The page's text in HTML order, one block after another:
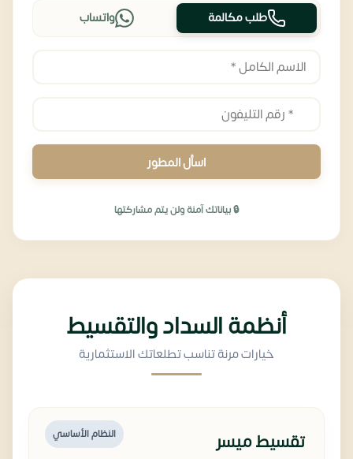
طلب مكالمة واتساب
اسأل المطور
🔒 بياناتك آمنة ولن يتم مشاركتها
أنظمة السداد والتقسيط
خيارات مرنة تناسب تطلعاتك الاستثمارية
النظام الأساسي تقسيط ميسر